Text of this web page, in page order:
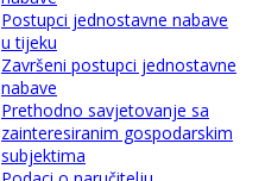
Postupci jednostavne nabave
u tijeku
Završeni postupci jednostavne
nabave
Prethodno savjetovanje sa
zainteresiranim gospodarskim
subjektima